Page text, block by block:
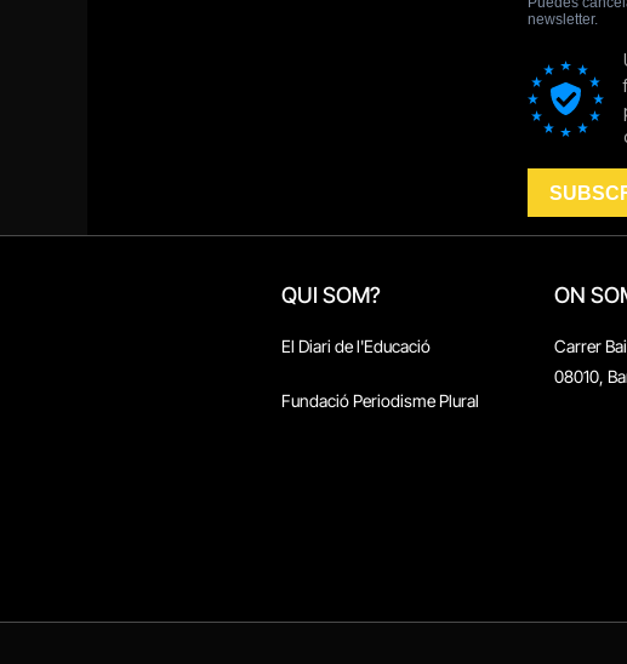
QUI SOM?
El Diari de l'Educació
Fundació Periodisme Plural
ON
Carrer
08010,